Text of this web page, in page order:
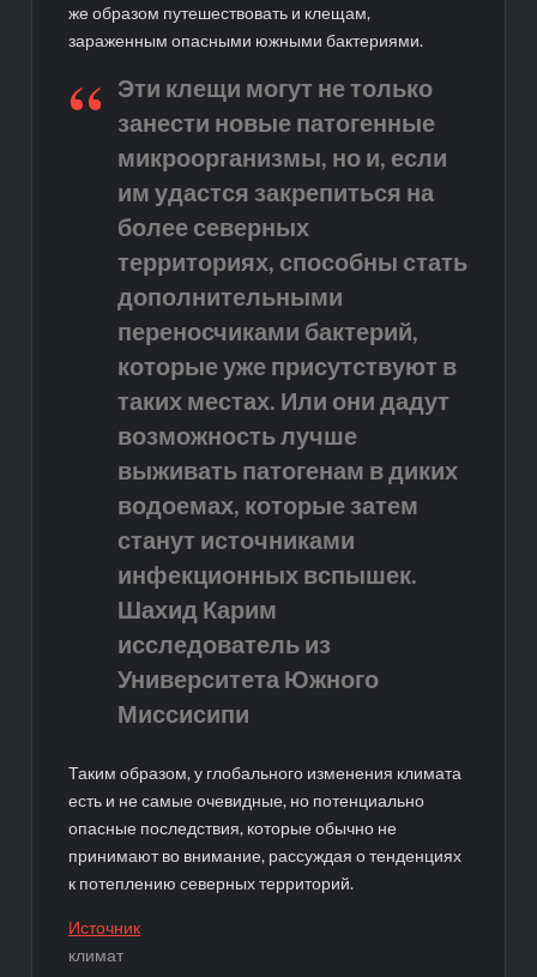
же образом путешествовать и клещам,
зараженным опасными южными бактериями.
Эти клещи могут не только
занести новые патогенные
микроорганизмы, но и, если
им удастся закрепиться на
более северных
территориях, способны стать
дополнительными
переносчиками бактерий,
которые уже присутствуют в
таких местах. Или они дадут
возможность лучше
выживать патогенам в диких
водоемах, которые затем
станут источниками
инфекционных вспышек.
Шахид Карим
исследователь из
Университета Южного
Миссисипи
Таким образом, у глобального изменения климата
есть и не самые очевидные, но потенциально
опасные последствия, которые обычно не
принимают во внимание, рассуждая о тенденциях
к потеплению северных территорий.
Источник
климат